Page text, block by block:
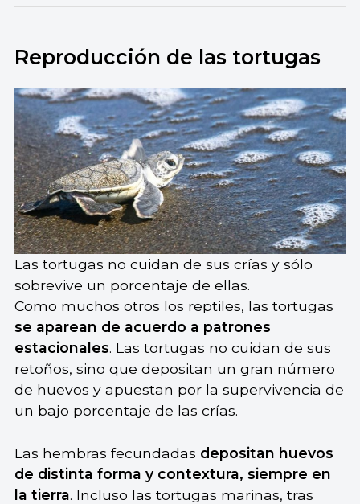
Reproducción de las tortugas
Las tortugas no cuidan de sus crías y sólo
sobrevive un porcentaje de ellas.
Como muchos otros los reptiles, las tortugas
se aparean de acuerdo a patrones
estacionales. Las tortugas no cuidan de sus
retoños, sino que depositan un gran número
de huevos y apuestan por la supervivencia de
un bajo porcentaje de las crías.
Las hembras fecundadas depositan huevos
de distinta forma y contextura, siempre en
la tierra. Incluso las tortugas marinas, tras